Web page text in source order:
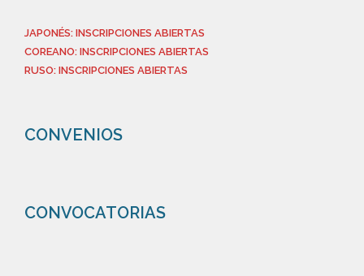
JAPONÉS: INSCRIPCIONES ABIERTAS
COREANO: INSCRIPCIONES ABIERTAS
RUSO: INSCRIPCIONES ABIERTAS
CONVENIOS
CONVOCATORIAS